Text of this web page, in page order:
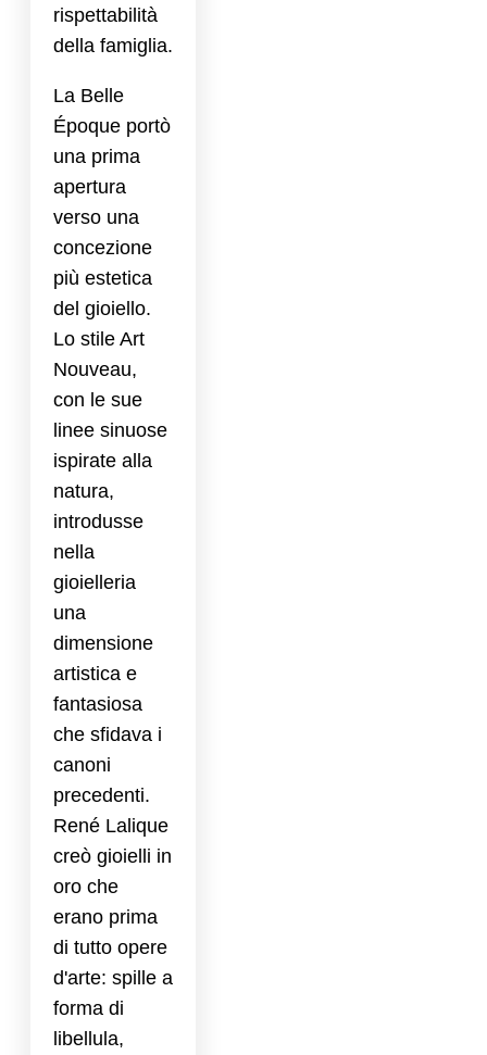
rispettabilità
della famiglia.
La Belle
Époque portò
una prima
apertura
verso una
concezione
più estetica
del gioiello.
Lo stile Art
Nouveau,
con le sue
linee sinuose
ispirate alla
natura,
introdusse
nella
gioielleria
una
dimensione
artistica e
fantasiosa
che sfidava i
canoni
precedenti.
René Lalique
creò gioielli in
oro che
erano prima
di tutto opere
d'arte: spille a
forma di
libellula,